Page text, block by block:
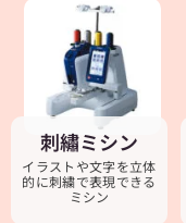
刺繡ミシン
イラストや文字を立体
的に刺繍で表現できる
ミシン